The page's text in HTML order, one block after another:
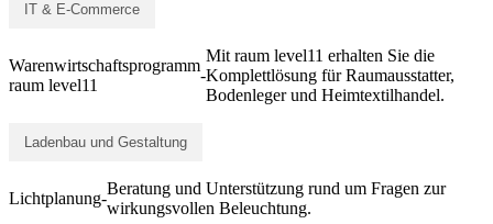
IT & E-Commerce
Warenwirtschaftsprogramm
raum level11
-
Mit raum level11 erhalten Sie die
Komplettlösung für Raumausstatter,
Bodenleger und Heimtextilhandel.
Ladenbau und Gestaltung
Lichtplanung-
Beratung und Unterstützung rund um Fragen zur
wirkungsvollen Beleuchtung.